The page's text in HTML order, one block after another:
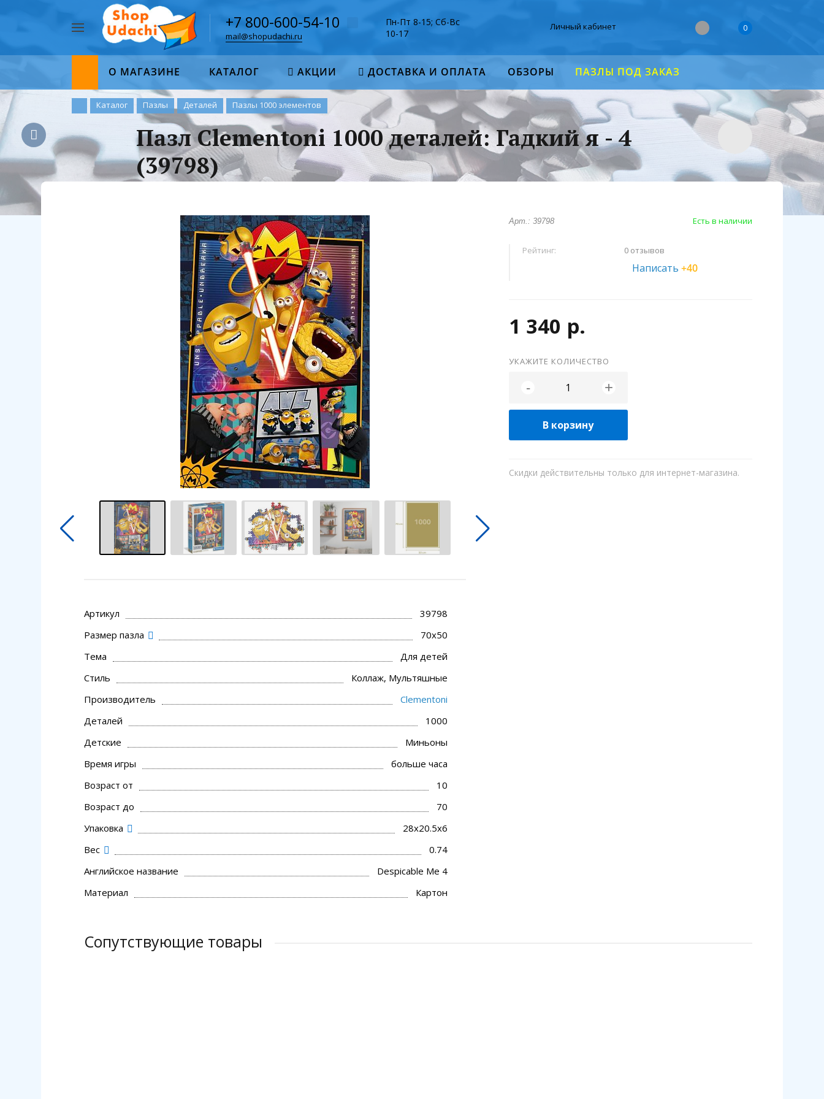
Найти
+7 800-600-54-10
mail@shopudachi.ru
Пн-Пт 8-15; Сб-Вс
10-17
Личный кабинет 0
О МАГАЗИНЕ КАТАЛОГ АКЦИИ ДОСТАВКА И ОПЛАТА ОБЗОРЫ ПАЗЛЫ ПОД ЗАКАЗ
Каталог Пазлы Деталей Пазлы 1000 элементов
Пазл Clementoni 1000 деталей: Гадкий я - 4
(39798)
Артикул
39798
Размер пазла
70x50
Тема
Для детей
Стиль
Коллаж, Мультяшные
Производитель
Clementoni
Деталей
1000
Детские
Миньоны
Время игры
больше часа
Возраст от
10
Возраст до
70
Упаковка
28x20.5x6
Вес
0.74
Английское название
Despicable Me 4
Материал
Картон
Арт.: 39798 Есть в наличии
Рейтинг: 0 отзывов
Написать+40
1 340 р.
УКАЖИТЕ КОЛИЧЕСТВО
- +
В корзину
Скидки действительны только для интернет-магазина.
Сопутствующие товары